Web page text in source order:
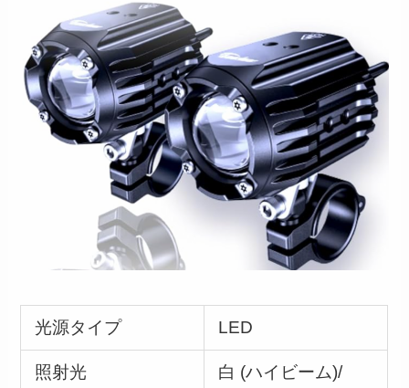
光源タイプ LED
照射光
白 (ハイビーム)/